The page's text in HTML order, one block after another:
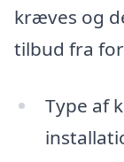
kræves og
tilbud fra
Type af